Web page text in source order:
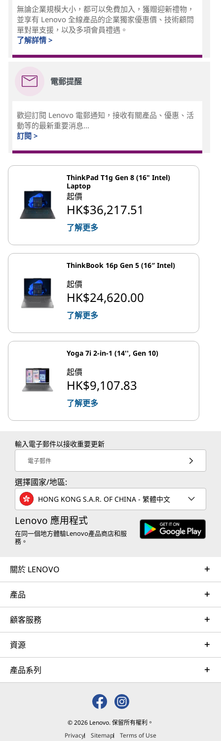
無論企業規模大小，都可以免費加入，獲贈迎新禮物，
並享有 Lenovo 全線產品的企業獨家優惠價、技術顧問
單對單支援，以及多項會員禮遇。
了解詳情 >
電郵提醒
歡迎訂閱 Lenovo 電郵通知，接收有關產品、優惠、活
動等的最新重要消息...
訂閱 >
ThinkPad T1g Gen 8 (16" Intel)
Laptop
起價
HK$36,217.51
了解更多
ThinkBook 16p Gen 5 (16″ Intel)
起價
HK$24,620.00
了解更多
Yoga 7i 2-in-1 (14'', Gen 10)
起價
HK$9,107.83
了解更多
輸入電子郵件以接收重要更新
電子郵件
選擇國家/地區:
HONG KONG S.A.R. OF CHINA - 繁體中文
Lenovo 應用程式
在同一個地方體驗Lenovo產品商店和服
務。
關於 LENOVO
產品
顧客服務
資源
產品系列
© 2026 Lenovo. 保留所有權利。
Privacy
Sitemap Terms of Use